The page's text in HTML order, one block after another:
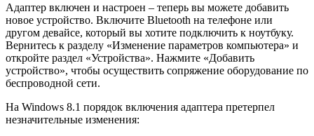
Адаптер включен и настроен – теперь вы можете добавить
новое устройство. Включите Bluetooth на телефоне или
другом девайсе, который вы хотите подключить к ноутбуку.
Вернитесь к разделу «Изменение параметров компьютера» и
откройте раздел «Устройства». Нажмите «Добавить
устройство», чтобы осуществить сопряжение оборудование по
беспроводной сети.
На Windows 8.1 порядок включения адаптера претерпел
незначительные изменения: